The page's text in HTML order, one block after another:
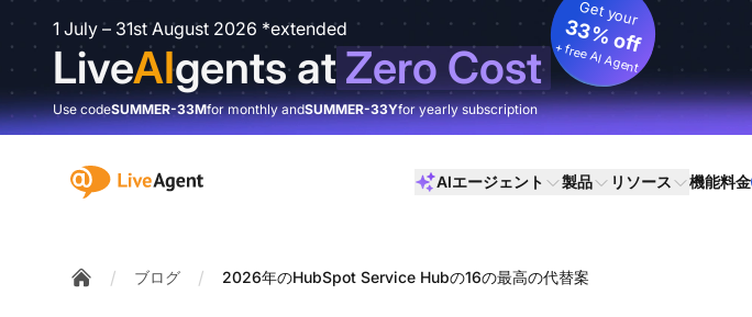
1 July – 31st August 2026 *extended
LiveAIgents atZero Cost
Get your
33% off
+ free AI Agent
Use codeSUMMER-33Mfor monthly andSUMMER-33Yfor yearly subscription
:site.title AIエージェント 製品 リソース 機能料金
/ ブログ / 2026年のHubSpot Service Hubの16の最高の代替案